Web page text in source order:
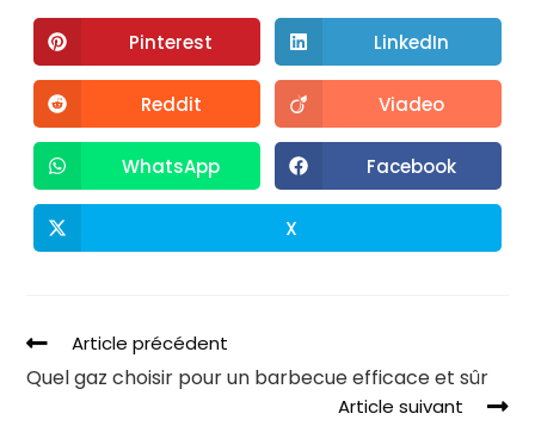
Pinterest LinkedIn
Reddit Viadeo
WhatsApp Facebook
X
Article précédent
Quel gaz choisir pour un barbecue efficace et sûr
Article suivant